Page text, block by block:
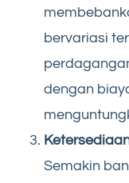
bervariasi
dengan
Semakin